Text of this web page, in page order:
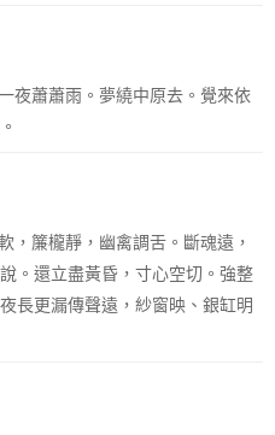
夜蕭蕭雨。夢繞中原去。覺來依
，簾櫳靜，幽禽調舌。斷魂遠，
。還立盡黃昏，寸心空切。強整
長更漏傳聲遠，紗窗映、銀缸明